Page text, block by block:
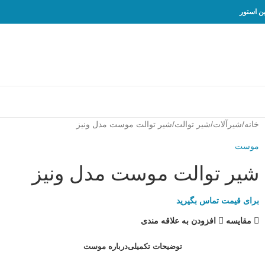
خانه شیرآلات شیر توالت شیر توالت موست مدل ونیز
موست
شیر توالت موست مدل ونیز
برای قیمت تماس بگیرید
مقایسه افزودن به علاقه مندی
توضیحات تکمیلیدرباره موست